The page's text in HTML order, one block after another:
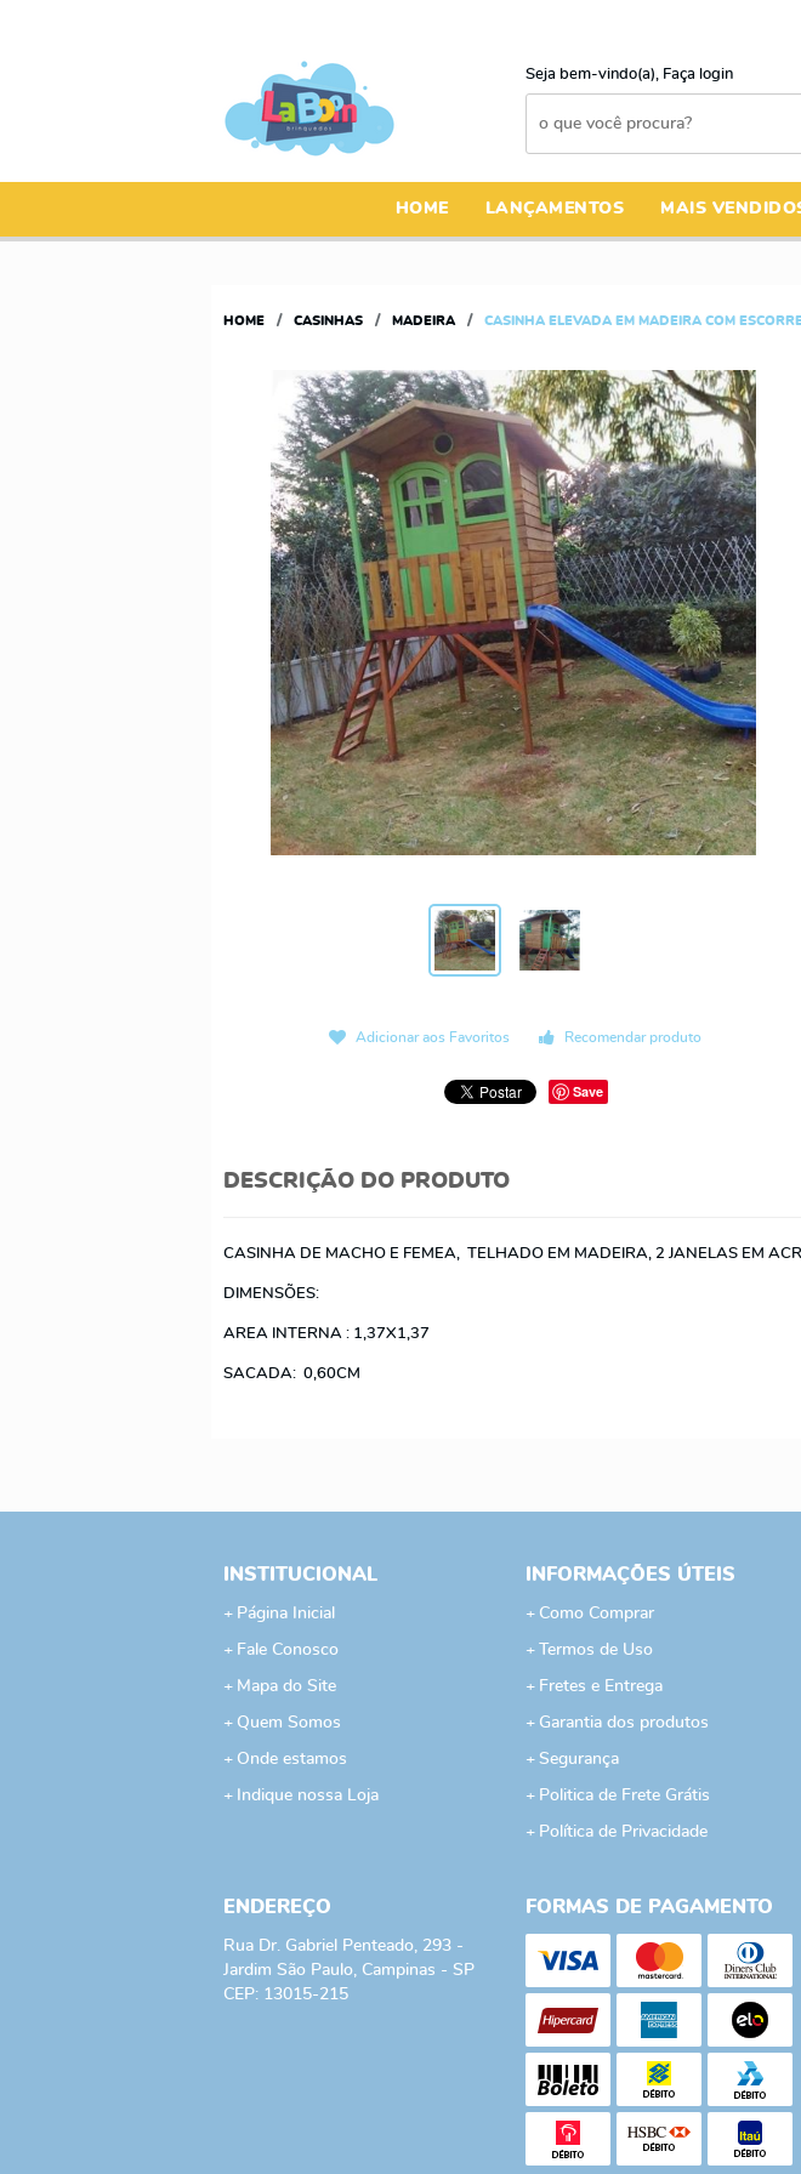
Seja bem-vindo(a), Faça login
HOME LANÇAMENTOS MAIS
HOME CASINHAS MADEIRA CASINHA ELEVADA EM MADEIRA COM
Adicionar aos Favoritos Recomendar produto
Save
DESCRIÇÃO DO PRODUTO
CASINHA DE MACHO E FEMEA, TELHADO EM MADEIRA, 2 JANELAS EM
DIMENSÕES:
AREA INTERNA : 1,37X1,37
SACADA: 0,60CM
INSTITUCIONAL
Página Inicial
Fale Conosco
Mapa do Site
Quem Somos
Onde estamos
Indique nossa Loja
INFORMAÇÕES ÚTEIS
Como Comprar
Termos de Uso
Fretes e Entrega
Garantia dos produtos
Segurança
Politica de Frete Grátis
Política de Privacidade
ENDEREÇO
Rua Dr. Gabriel Penteado, 293 -
Jardim São Paulo, Campinas - SP
CEP: 13015-215
FORMAS DE PAGAMENTO